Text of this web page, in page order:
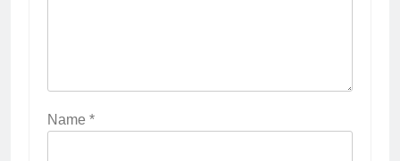
Name *